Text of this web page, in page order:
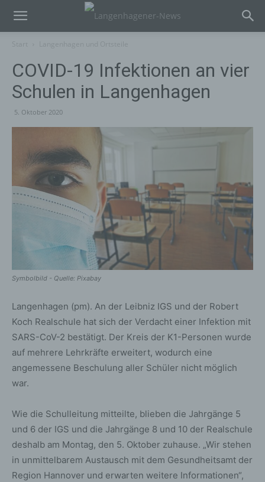
COVID-19 Infektionen an vier
Schulen in Langenhagen
5. Oktober 2020
Symbolbild - Quelle: Pixabay
Langenhagen (pm). An der Leibniz IGS und der Robert
Koch Realschule hat sich der Verdacht einer Infektion mit
SARS-CoV-2 bestätigt. Der Kreis der K1-Personen wurde
auf mehrere Lehrkräfte erweitert, wodurch eine
angemessene Beschulung aller Schüler nicht möglich
war.
Wie die Schulleitung mitteilte, blieben die Jahrgänge 5
und 6 der IGS und die Jahrgänge 8 und 10 der Realschule
deshalb am Montag, den 5. Oktober zuhause. „Wir stehen
in unmittelbarem Austausch mit dem Gesundheitsamt der
Region Hannover und erwarten weitere Informationen“,